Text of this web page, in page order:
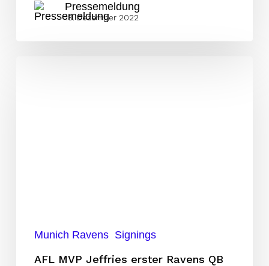
Pressemeldung
18. Dezember 2022
Munich Ravens Signings
AFL MVP Jeffries erster Ravens QB